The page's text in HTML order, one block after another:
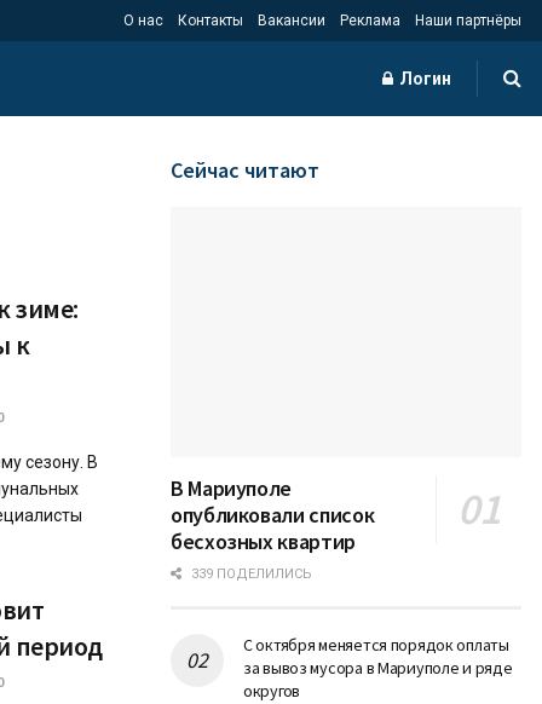
О нас Контакты Вакансии Реклама Наши партнёры
Логин
зиме:
к
сезону. В
период
Сейчас читают
В Мариуполе
опубликовали список
бесхозных квартир
339 ПОДЕЛИЛИСЬ
С октября меняется порядок оплаты
за вывоз мусора в Мариуполе и ряде
округов